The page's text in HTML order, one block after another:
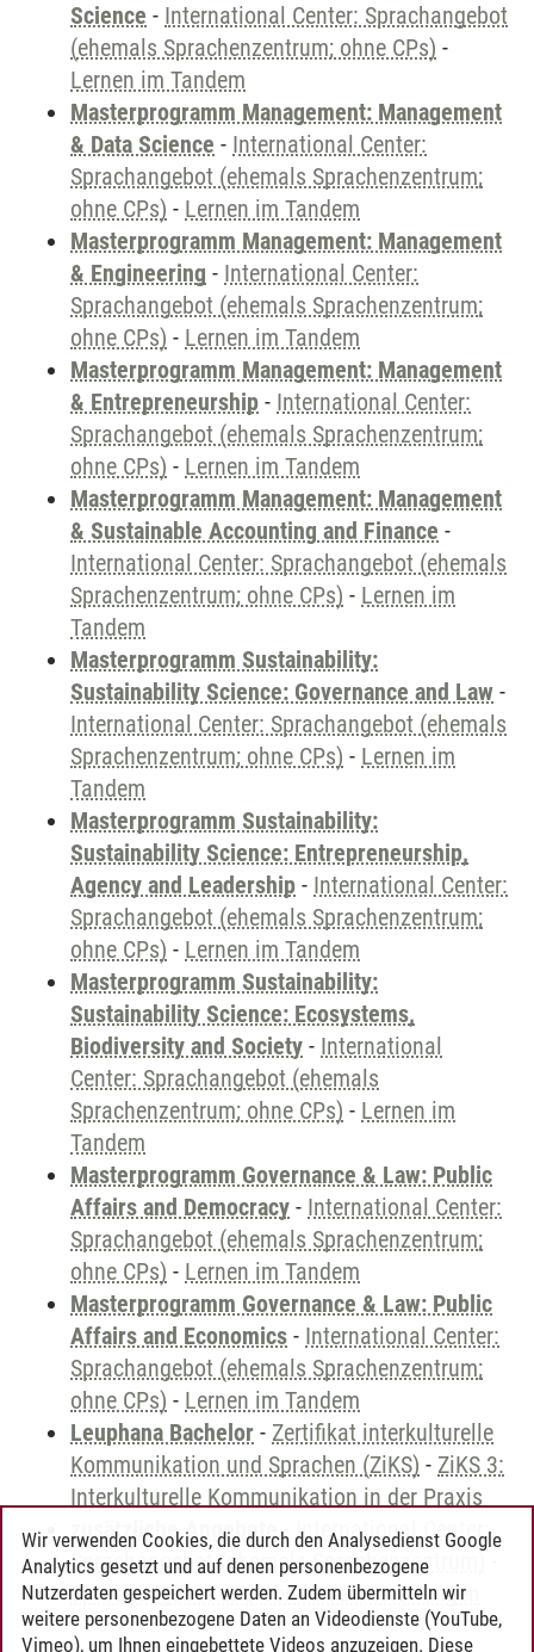
Science - International Center: Sprachangebot
(ehemals Sprachenzentrum; ohne CPs) -
Lernen im Tandem
Masterprogramm Management: Management
& Data Science - International Center:
Sprachangebot (ehemals Sprachenzentrum;
ohne CPs) - Lernen im Tandem
Masterprogramm Management: Management
& Engineering - International Center:
Sprachangebot (ehemals Sprachenzentrum;
ohne CPs) - Lernen im Tandem
Masterprogramm Management: Management
& Entrepreneurship - International Center:
Sprachangebot (ehemals Sprachenzentrum;
ohne CPs) - Lernen im Tandem
Masterprogramm Management: Management
& Sustainable Accounting and Finance -
International Center: Sprachangebot (ehemals
Sprachenzentrum; ohne CPs) - Lernen im
Tandem
Masterprogramm Sustainability:
Sustainability Science: Governance and Law -
International Center: Sprachangebot (ehemals
Sprachenzentrum; ohne CPs) - Lernen im
Tandem
Masterprogramm Sustainability:
Sustainability Science: Entrepreneurship,
Agency and Leadership - International Center:
Sprachangebot (ehemals Sprachenzentrum;
ohne CPs) - Lernen im Tandem
Masterprogramm Sustainability:
Sustainability Science: Ecosystems,
Biodiversity and Society - International
Center: Sprachangebot (ehemals
Sprachenzentrum; ohne CPs) - Lernen im
Tandem
Masterprogramm Governance & Law: Public
Affairs and Democracy - International Center:
Sprachangebot (ehemals Sprachenzentrum;
ohne CPs) - Lernen im Tandem
Masterprogramm Governance & Law: Public
Affairs and Economics - International Center:
Sprachangebot (ehemals Sprachenzentrum;
ohne CPs) - Lernen im Tandem
Leuphana Bachelor - Zertifikat interkulturelle
Kommunikation und Sprachen (ZiKS) - ZiKS 3:
Interkulturelle Kommunikation in der Praxis
zusätzliche Angebote- International Center:
Sprachangebot (ehemals Sprachenzentrum)
Sprachangebot und Sonderveranstaltungen
Wir verwenden Cookies, die durch den Analysedienst Google
Analytics gesetzt und auf denen personenbezogene
Nutzerdaten gespeichert werden. Zudem übermitteln wir
weitere personenbezogene Daten an Videodienste (YouTube,
Vimeo), um Ihnen eingebettete Videos anzuzeigen. Diese